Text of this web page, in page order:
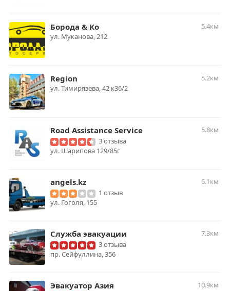
Борода & Ко
5.4км
ул. Муканова, 212
Region
5.2км
ул. Тимирязева, 42 к36/2
Road Assistance Service
5.8км
3 отзыва
ул. Шарипова 129/85г
angels.kz
6.1км
1 отзыв
ул. Гоголя, 155
Служба эвакуации
7.3км
3 отзыва
пр. Сейфуллина, 356
Эвакуатор Азия
10.9км